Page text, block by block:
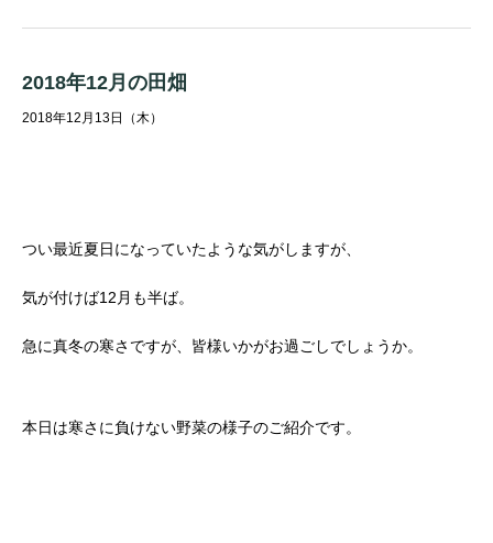
2018年12月の田畑
2018年12月13日（木）
つい最近夏日になっていたような気がしますが、
気が付けば12月も半ば。
急に真冬の寒さですが、皆様いかがお過ごしでしょうか。
本日は寒さに負けない野菜の様子のご紹介です。